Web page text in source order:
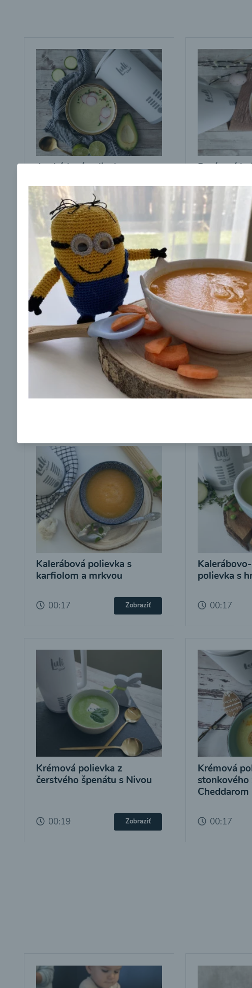
Avokádová polievka s
00:17
Batátová
00:17
Dubáková polievka
00:17 Zobraziť
Feniklová
00:17
Kalerábová polievka s
karfiolom a mrkvou
00:17 Zobraziť
polievka s
00:17
Krémová polievka z
čerstvého špenátu s Nivou
00:19 Zobraziť
Krémová
stonkového
Cheddarom
00:17
Odber noviniek a akcií
Odoslaním registrácie na Newsletter súhlasím so
Ochrane osobných údajov
a súhlasím s nimi.